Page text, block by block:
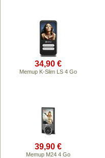
34,90 €
Memup K-Slim LS 4 Go
39,90 €
Memup M24 4 Go